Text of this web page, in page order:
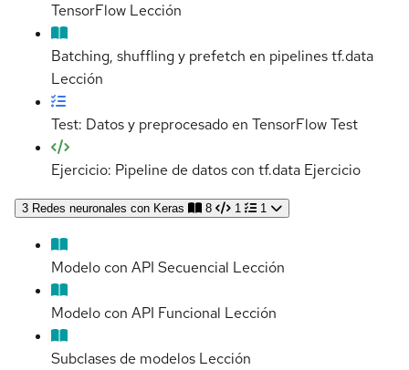
TensorFlow Lección
Batching, shuffling y prefetch en pipelines tf.data
Lección
Test: Datos y preprocesado en TensorFlowTest
Ejercicio: Pipeline de datos con tf.data Ejercicio
3 Redes neuronales con Keras 8 1 1
Modelo con API Secuencial Lección
Modelo con API Funcional Lección
Subclases de modelos Lección